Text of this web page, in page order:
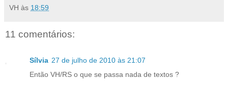
VH às 18:59
11 comentários:
Sílvia 27 de julho de 2010 às 21:07
Então VH/RS o que se passa nada de textos ?